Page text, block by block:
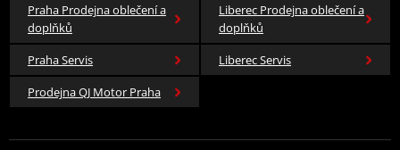
Praha Prodejna oblečení a
doplňků
Liberec Prodejna oblečení a
doplňků
Praha Servis
Liberec Servis
Prodejna QJ Motor Praha